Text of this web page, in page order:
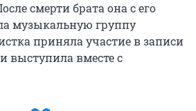
смерти брата она с его
музыкальную группу
приняла участие в записи
выступила вместе с